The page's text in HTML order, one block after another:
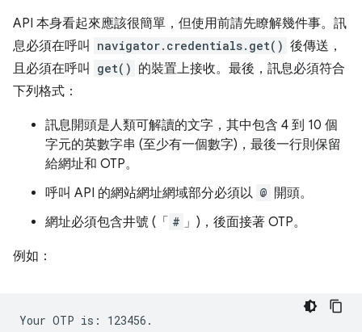
API 本身看起來應該很簡單，但使用前請先瞭解幾件事。訊
息必須在呼叫
navigator.credentials.get() 後傳送，
且必須在呼叫
get() 的裝置上接收。最後，訊息必須符合
下列格式：
訊息開頭是人類可解讀的文字，其中包含 4 到 10 個
字元的英數字串 (至少有一個數字)，最後一行則保留
給網址和 OTP。
呼叫 API 的網站網址網域部分必須以 @ 開頭。
網址必須包含井號 (「 # 」)，後面接著 OTP。
例如：
Your OTP is: 123456.